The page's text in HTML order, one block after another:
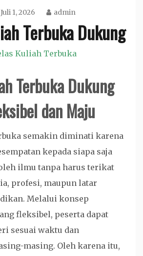
Juli 1, 2026 admin
Terbuka Dukung
Kuliah Terbuka
Terbuka Dukung
dan Maju
semakin diminati karena
kepada siapa saja
ilmu tanpa harus terikat
profesi, maupun latar
Melalui konsep
fleksibel, peserta dapat
sesuai waktu dan
masing. Oleh karena itu,